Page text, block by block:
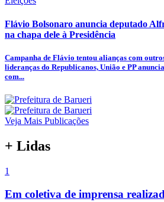
Flávio Bolsonaro anuncia deputado
na chapa dele à Presidência
Campanha de Flávio tentou alianças com
lideranças do Republicanos, União e PP
com...
Veja Mais Publicações
+ Lidas
1
Em coletiva de imprensa